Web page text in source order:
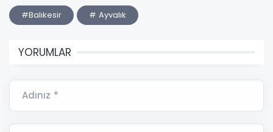
#Balıkesir # Ayvalık
YORUMLAR
Adınız *